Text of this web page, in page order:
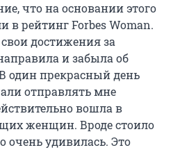
что на основании этого
в рейтинг Forbes Woman.
достижения за
и забыла об
один прекрасный день
отправлять мне
вошла в
женщин. Вроде стоило
очень удивилась. Это